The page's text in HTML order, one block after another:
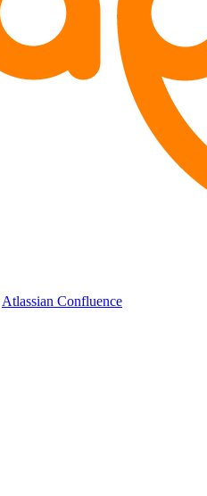
Atlassian Confluence